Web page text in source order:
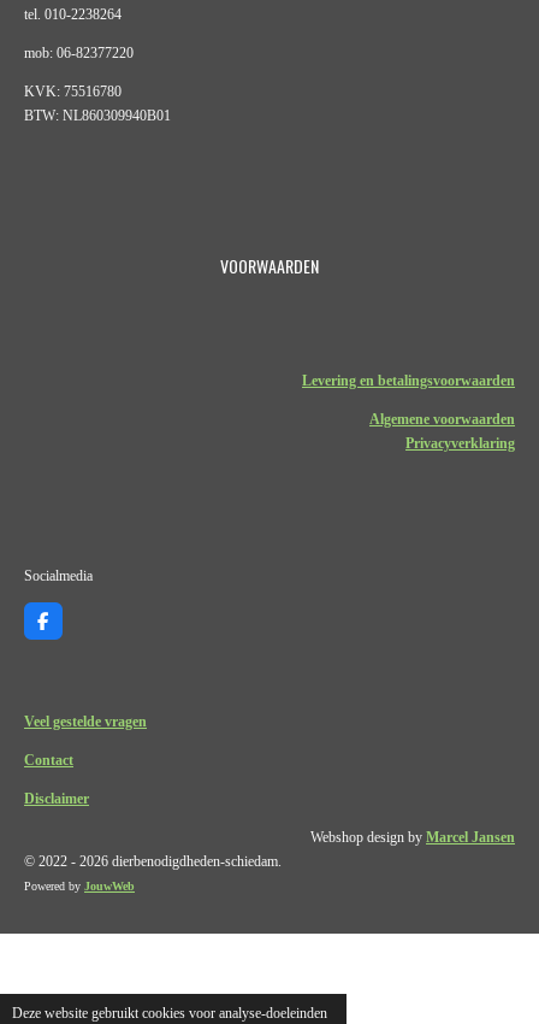
Deze website gebruikt cookies voor analyse-doeleinden
tel. 010-2238264
mob: 06-82377220
KVK: 75516780
BTW: NL860309940B01
VOORWAARDEN
Levering en betalingsvoorwaarden
Algemene voorwaarden
Privacyverklaring
Socialmedia
F
a
o
Veel gestelde vragen
Contact
Disclaimer
Webshop design by Marcel Jansen
© 2022 - 2026 dierbenodigdheden-schiedam.
Powered by JouwWeb